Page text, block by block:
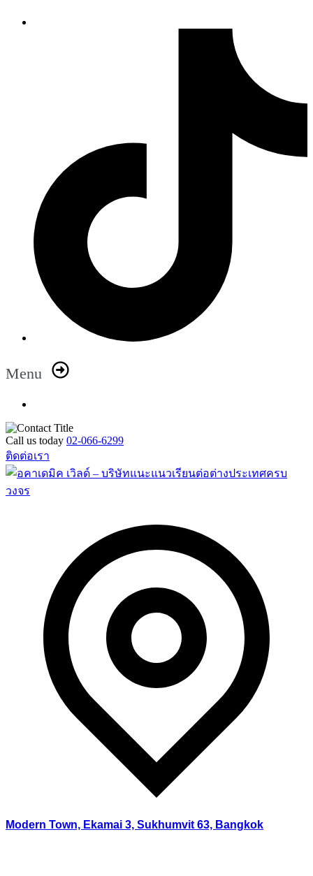
Menu
Call us today 02-066-6299
ติดต่อเรา
Modern Town, Ekamai 3, Sukhumvit 63, Bangkok